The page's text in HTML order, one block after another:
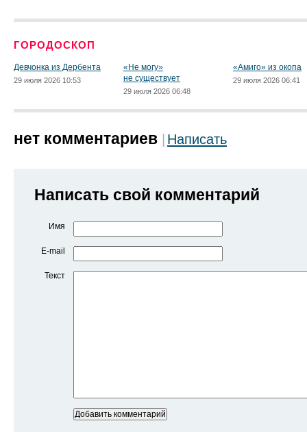
ГОРОДОСКОП
Девчонка из Дербента
29 июля 2026 10:53
«Не могу»
не существует
29 июля 2026 06:48
«Амиго» из окопа
29 июля 2026 06:41
нет комментариев Написать
Написать свой комментарий
Имя
E-mail
Текст